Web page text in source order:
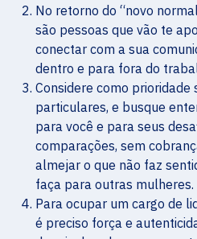
No retorno do “novo
são pessoas que vão te
conectar com a sua
dentro e para fora do
Considere como prioridade
particulares, e busque
para você e para seus
comparações, sem
almejar o que não faz
faça para outras mulheres.
Para ocupar um cargo de
é preciso força e